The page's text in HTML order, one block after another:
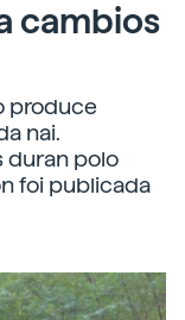
cambios
produce
nai.
duran polo
foi publicada